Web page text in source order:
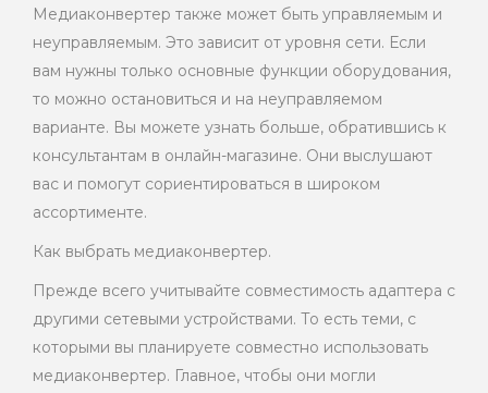
Медиаконвертер также может быть управляемым и
неуправляемым. Это зависит от уровня сети. Если
вам нужны только основные функции оборудования,
то можно остановиться и на неуправляемом
варианте. Вы можете узнать больше, обратившись к
консультантам в онлайн-магазине. Они выслушают
вас и помогут сориентироваться в широком
ассортименте.
Как выбрать медиаконвертер.
Прежде всего учитывайте совместимость адаптера с
другими сетевыми устройствами. То есть теми, с
которыми вы планируете совместно использовать
медиаконвертер. Главное, чтобы они могли